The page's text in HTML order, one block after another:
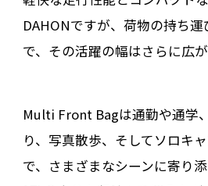
DAHONですが、荷物の持ち
で、その活躍の幅はさらに広が
Multi Front Bagは通勤や通学
り、写真散歩、そしてソロキ
で、さまざまなシーンに寄り